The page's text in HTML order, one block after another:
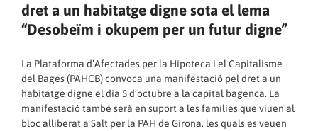
dret a un habitatge digne sota el lema
“Desobeïm i okupem per un futur digne”
La Plataforma d’Afectades per la Hipoteca i el Capitalisme
del Bages(PAHCB) convoca una manifestació pel dret a un
habitatge digne el dia 5 d’octubre a la capital bagenca. La
manifestació també serà en suport a les famílies que viuen al
bloc alliberat a Salt per la PAH de Girona, les quals es veuen